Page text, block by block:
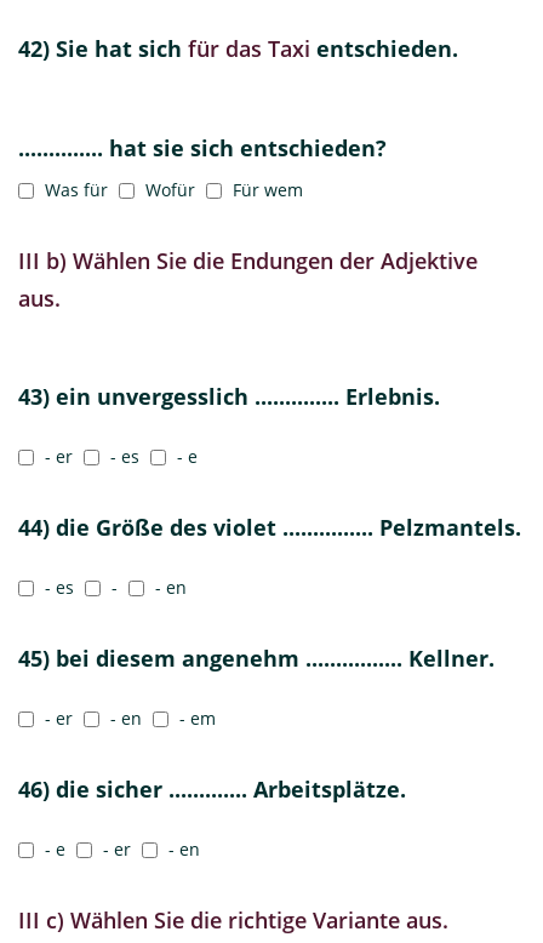
42) Sie hat sich für das Taxi entschieden.
.............. hat sie sich entschieden?
Was für Wofür Für wem
III b) Wählen Sie die Endungen der Adjektive
aus.
43) ein unvergesslich .............. Erlebnis.
- er - es - e
44) die Größe des violet ............... Pelzmantels.
- es - - en
45) bei diesem angenehm ................ Kellner.
- er - en - em
46) die sicher ............. Arbeitsplätze.
- e - er - en
III c) Wählen Sie die richtige Variante aus.